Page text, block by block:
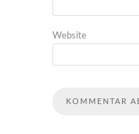
Website